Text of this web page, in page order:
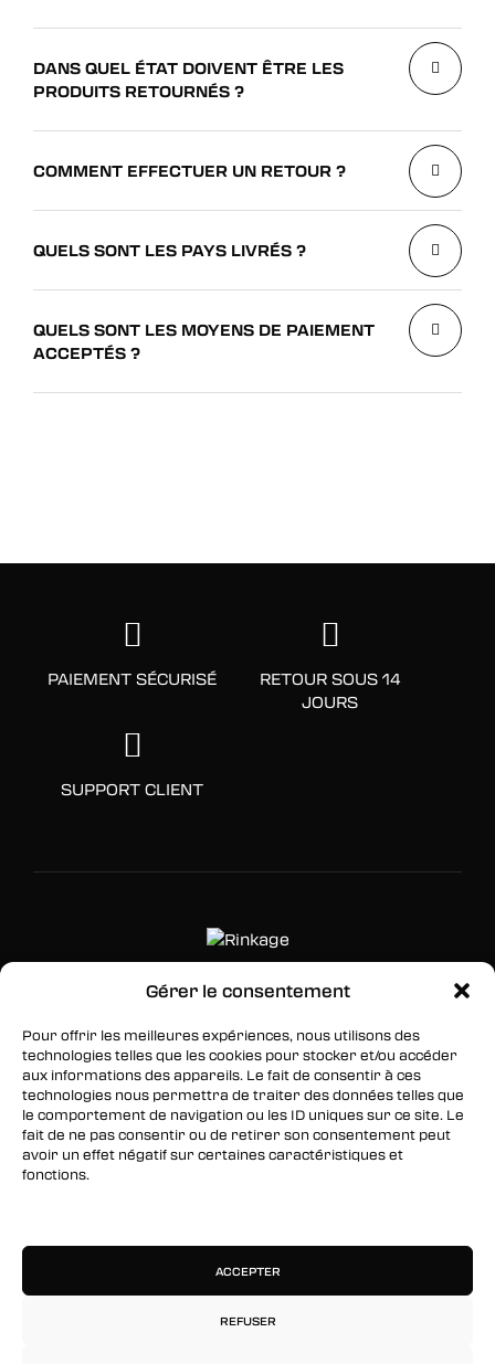
Gérer le consentement
Pour offrir les meilleures expériences, nous utilisons des
technologies telles que les cookies pour stocker et/ou accéder
aux informations des appareils. Le fait de consentir à ces
technologies nous permettra de traiter des données telles que
le comportement de navigation ou les ID uniques sur ce site. Le
fait de ne pas consentir ou de retirer son consentement peut
avoir un effet négatif sur certaines caractéristiques et
fonctions.
ACCEPTER
REFUSER
DANS QUEL ÉTAT DOIVENT ÊTRE LES
PRODUITS RETOURNÉS ?
COMMENT EFFECTUER UN RETOUR ?
QUELS SONT LES PAYS LIVRÉS ?
QUELS SONT LES MOYENS DE PAIEMENT
ACCEPTÉS ?
PAIEMENT SÉCURISÉ
RETOUR SOUS 14
JOURS
SUPPORT CLIENT
Facebook
Twitter
Instagram
Inscrivez-vous à notre newsletter pour être les
premiers à être informés des nouveaux
arrivages, des ventes, du contenu exclusif, des
événements et plus encore !